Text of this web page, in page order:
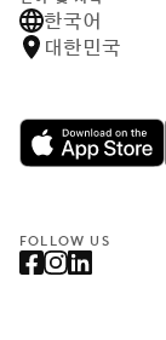
한국어
대한민국
FOLLOW US